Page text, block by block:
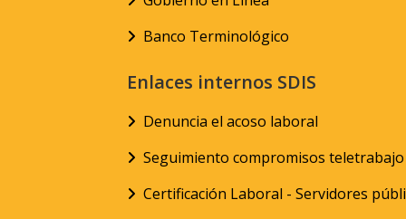
Banco Terminológico
Enlaces internos SDIS
Denuncia el acoso laboral
Seguimiento compromisos teletrabajo
Certificación Laboral - Servidores